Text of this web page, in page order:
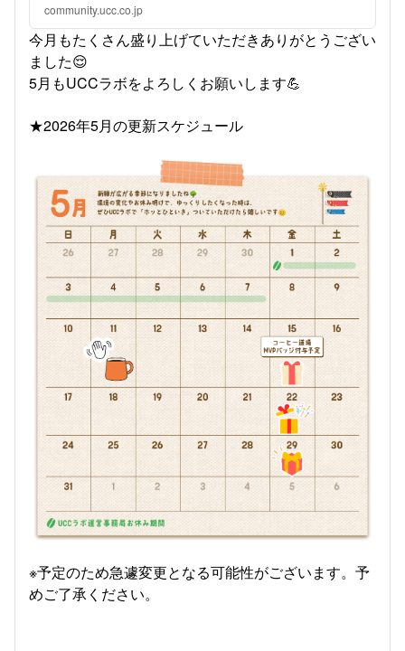
ンネを教えてね♪ コーヒーライフをよりワクワクする時間にし...
community.ucc.co.jp
今月もたくさん盛り上げていただきありがとうござい
ました😌
5月もUCCラボをよろしくお願いします💪
★2026年5月の更新スケジュール
※予定のため急遽変更となる可能性がございます。予
めご了承ください。